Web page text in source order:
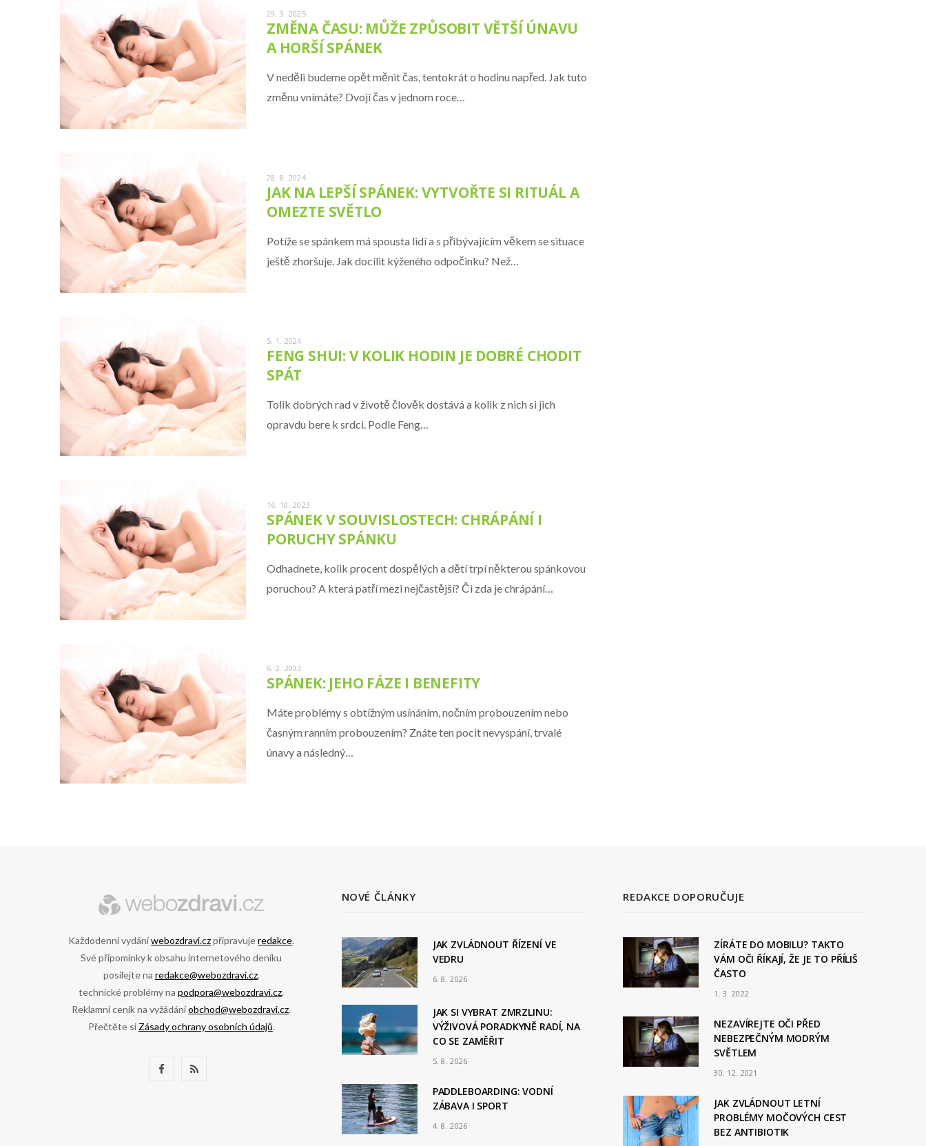
29. 3. 2025
ZMĚNA ČASU: MŮŽE ZPŮSOBIT VĚTŠÍ ÚNAVU
A HORŠÍ SPÁNEK
V neděli budeme opět měnit čas, tentokrát o hodinu napřed. Jak tuto
změnu vnímáte? Dvojí čas v jednom roce…
28. 8. 2024
JAK NA LEPŠÍ SPÁNEK: VYTVOŘTE SI RITUÁL A
OMEZTE SVĚTLO
Potíže se spánkem má spousta lidí a s přibývajícím věkem se situace
ještě zhoršuje. Jak docílit kýženého odpočinku? Než…
5. 1. 2024
FENG SHUI: V KOLIK HODIN JE DOBRÉ CHODIT
SPÁT
Tolik dobrých rad v životě člověk dostává a kolik z nich si jich
opravdu bere k srdci. Podle Feng…
16. 10. 2023
SPÁNEK V SOUVISLOSTECH: CHRÁPÁNÍ I
PORUCHY SPÁNKU
Odhadnete, kolik procent dospělých a dětí trpí některou spánkovou
poruchou? A která patří mezi nejčastější? Či zda je chrápání…
6. 2. 2023
SPÁNEK: JEHO FÁZE I BENEFITY
Máte problémy s obtížným usínáním, nočním probouzením nebo
časným ranním probouzením? Znáte ten pocit nevyspání, trvalé
únavy a následný…
Každodenní vydáníwebozdravi.czpřipravujeredakce.
Své připomínky k obsahu internetového deníku
posílejte na redakce@webozdravi.cz,
technické problémy napodpora@webozdravi.cz.
Reklamní ceník na vyžádáníobchod@webozdravi.cz.
Přečtěte si Zásady ochrany osobních údajů.
R
NOVÉ ČLÁNKY
JAK ZVLÁDNOUT ŘÍZENÍ VE
VEDRU
6. 8. 2026
JAK SI VYBRAT ZMRZLINU:
VÝŽIVOVÁ PORADKYNĚ RADÍ, NA
CO SE ZAMĚŘIT
5. 8. 2026
PADDLEBOARDING: VODNÍ
ZÁBAVA I SPORT
4. 8. 2026
REDAKCE DOPORUČUJE
ZÍRÁTE DO MOBILU? TAKTO
VÁM OČI ŘÍKAJÍ, ŽE JE TO PŘÍLIŠ
ČASTO
1. 3. 2022
NEZAVÍREJTE OČI PŘED
NEBEZPEČNÝM MODRÝM
SVĚTLEM
30. 12. 2021
JAK ZVLÁDNOUT LETNÍ
PROBLÉMY MOČOVÝCH CEST
BEZ ANTIBIOTIK